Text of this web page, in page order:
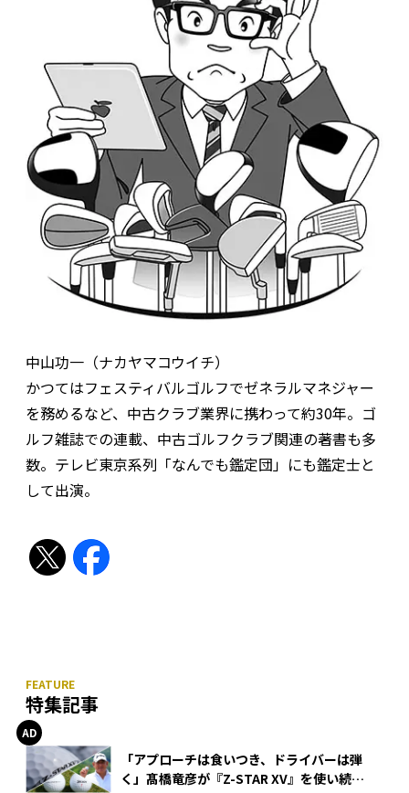
中山功一（ナカヤマコウイチ）
かつてはフェスティバルゴルフでゼネラルマネジャー
を務めるなど、中古クラブ業界に携わって約30年。ゴ
ルフ雑誌での連載、中古ゴルフクラブ関連の著書も多
数。テレビ東京系列「なんでも鑑定団」にも鑑定士と
して出演。
特集記事
「アプローチは食いつき、ドライバーは弾
く」髙橋竜彦が『Z-STAR XV』を使い続け